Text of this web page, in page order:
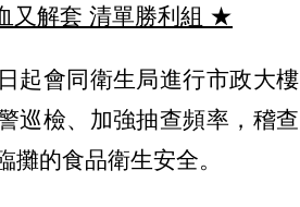
又解套 清單勝利組 ★
起會同衛生局進行市政大樓
巡檢、加強抽查頻率，稽查
的食品衛生安全。